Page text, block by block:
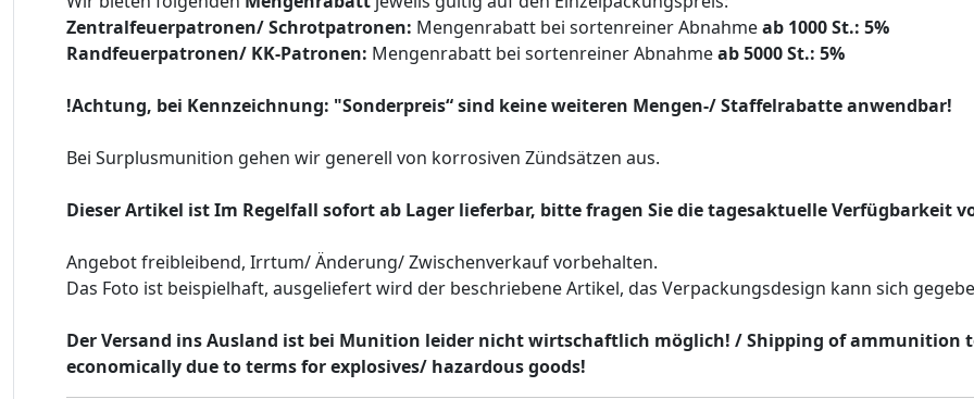
Zentralfeuerpatronen/ Schrotpatronen: Mengenrabatt bei sortenreiner Abnahmeab 1000 St.: 5%
Randfeuerpatronen/ KK-Patronen: Mengenrabatt bei sortenreiner Abnahmeab 5000 St.: 5%
!Achtung, bei Kennzeichnung: "Sonderpreis“ sind keine weiteren Mengen-/ Staffelrabatte anwendbar!
Bei Surplusmunition gehen wir generell von korrosiven Zündsätzen aus.
Dieser Artikel ist Im Regelfall sofort ab Lager lieferbar, bitte fragen Sie die tagesaktuelle Verfügbarkeit
Angebot freibleibend, Irrtum/ Änderung/ Zwischenverkauf vorbehalten.
Das Foto ist beispielhaft, ausgeliefert wird der beschriebene Artikel, das Verpackungsdesign kann sich
Der Versand ins Ausland ist bei Munition leider nicht wirtschaftlich möglich! / Shipping of ammunition
economically due to terms for explosives/ hazardous goods!